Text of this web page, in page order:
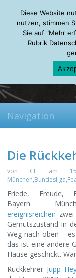
Saturday, 08.08.2026
Mein
Navigation
Die
von CE am
München,Bundesliga,
Friede, Freude,
Bayern
ereignisreichen
Gemütszustand in
Weg nach oben –
das ist eine andere
Hause geschickt.
Rückkehrer Jupp
Diese Website
nutzen, stimmen
Sie auf "Mehr
Rubrik